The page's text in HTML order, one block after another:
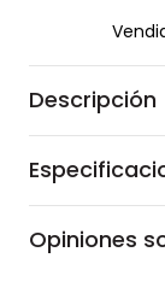
Descripción
Opiniones